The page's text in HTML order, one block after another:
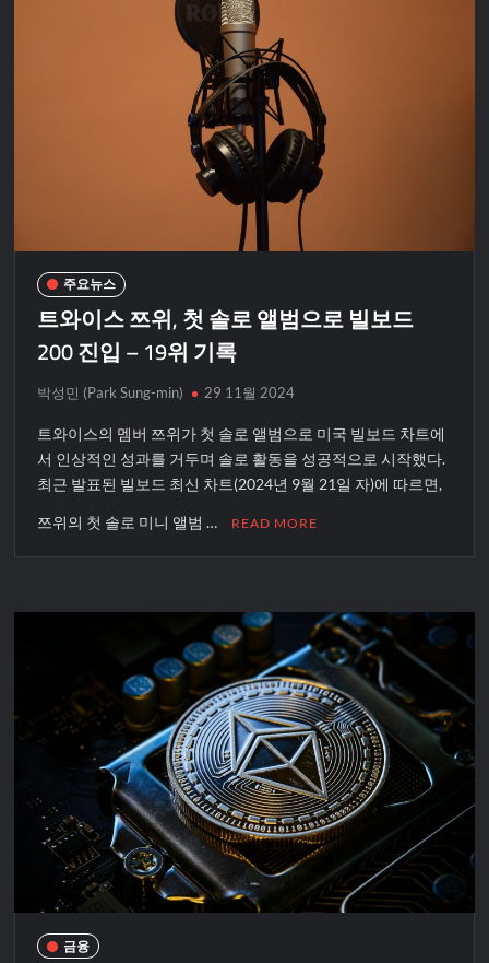
주요뉴스
트와이스 쯔위, 첫 솔로 앨범으로 빌보드
200 진입 – 19위 기록
박성민 (Park Sung-min) 29 11월 2024
트와이스의 멤버 쯔위가 첫 솔로 앨범으로 미국 빌보드 차트에
서 인상적인 성과를 거두며 솔로 활동을 성공적으로 시작했다.
최근 발표된 빌보드 최신 차트(2024년 9월 21일 자)에 따르면,
쯔위의 첫 솔로 미니 앨범 … READ MORE
금융